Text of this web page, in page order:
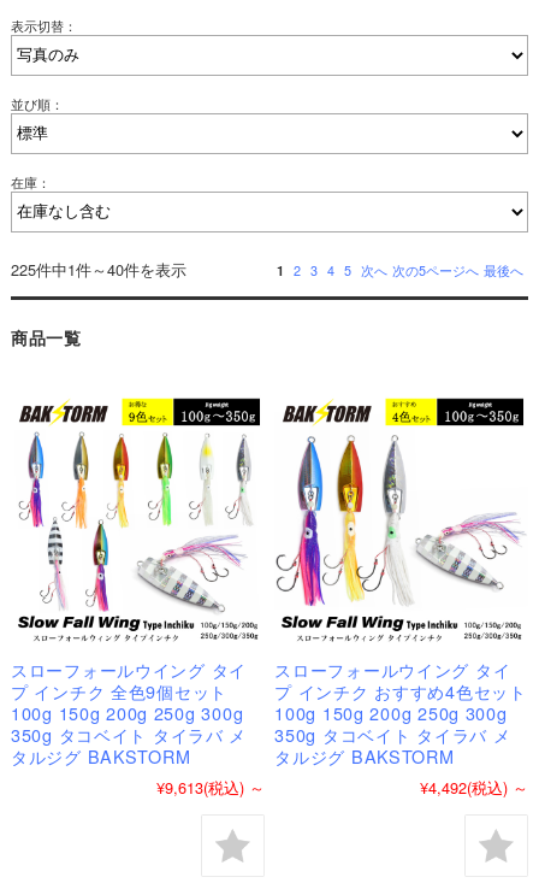
表示切替：
並び順：
在庫：
225件中1件～40件を表示 1 2 3 4 5 次へ 次の5ページへ 最後へ
商品一覧
スローフォールウイング タイ
プ インチク 全色9個セット
100g 150g 200g 250g 300g
350g タコベイト タイラバ メ
タルジグ BAKSTORM
¥9,613(税込) ～
スローフォールウイング タイ
プ インチク おすすめ4色セット
100g 150g 200g 250g 300g
350g タコベイト タイラバ メ
タルジグ BAKSTORM
¥4,492(税込) ～